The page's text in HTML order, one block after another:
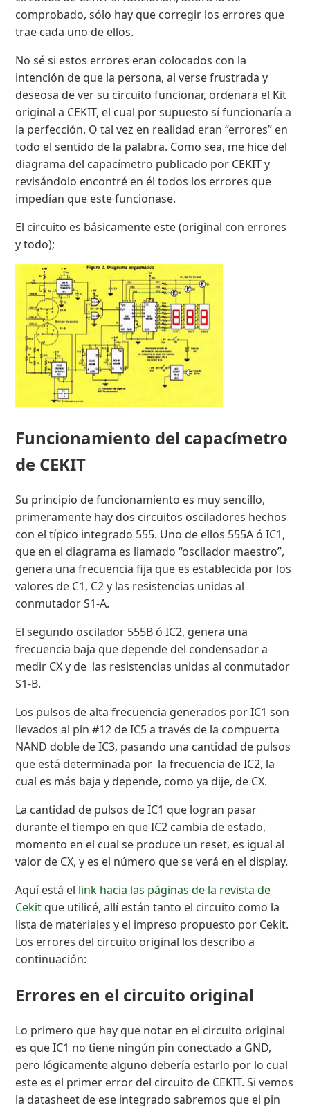
comprobado, sólo hay que corregir los errores que
trae cada uno de ellos.
No sé si estos errores eran colocados con la
intención de que la persona, al verse frustrada y
deseosa de ver su circuito funcionar, ordenara el Kit
original a CEKIT, el cual por supuesto sí funcionaría a
la perfección. O tal vez en realidad eran “errores” en
todo el sentido de la palabra. Como sea, me hice del
diagrama del capacímetro publicado por CEKIT y
revisándolo encontré en él todos los errores que
impedían que este funcionase.
El circuito es básicamente este (original con errores
y todo);
Funcionamiento del capacímetro
de CEKIT
Su principio de funcionamiento es muy sencillo,
primeramente hay dos circuitos osciladores hechos
con el típico integrado 555. Uno de ellos 555A ó IC1,
que en el diagrama es llamado “oscilador maestro”,
genera una frecuencia fija que es establecida por los
valores de C1, C2 y las resistencias unidas al
conmutador S1-A.
El segundo oscilador 555B ó IC2, genera una
frecuencia baja que depende del condensador a
medir CX y de las resistencias unidas al conmutador
S1-B.
Los pulsos de alta frecuencia generados por IC1 son
llevados al pin #12 de IC5 a través de la compuerta
NAND doble de IC3, pasando una cantidad de pulsos
que está determinada por la frecuencia de IC2, la
cual es más baja y depende, como ya dije, de CX.
La cantidad de pulsos de IC1 que logran pasar
durante el tiempo en que IC2 cambia de estado,
momento en el cual se produce un reset, es igual al
valor de CX, y es el número que se verá en el display.
Aquí está el link hacia las páginas de la revista de
Cekit que utilicé, allí están tanto el circuito como la
lista de materiales y el impreso propuesto por Cekit.
Los errores del circuito original los describo a
continuación:
Errores en el circuito original
Lo primero que hay que notar en el circuito original
es que IC1 no tiene ningún pin conectado a GND,
pero lógicamente alguno debería estarlo por lo cual
este es el primer error del circuito de CEKIT. Si vemos
la datasheet de ese integrado sabremos que el pin